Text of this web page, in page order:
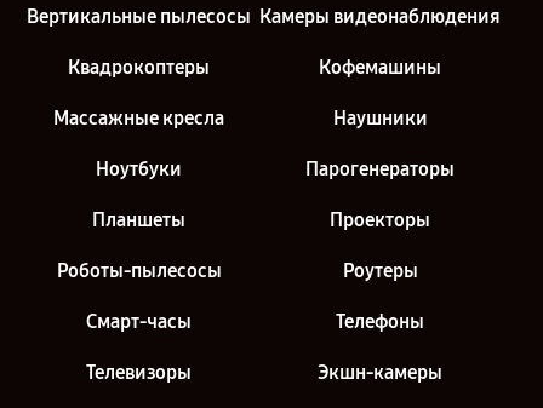
Вертикальные пылесосы Камеры видеонаблюдения
Квадрокоптеры Кофемашины
Массажные кресла Наушники
Ноутбуки Парогенераторы
Планшеты Проекторы
Роботы-пылесосы Роутеры
Смарт-часы Телефоны
Телевизоры Экшн-камеры